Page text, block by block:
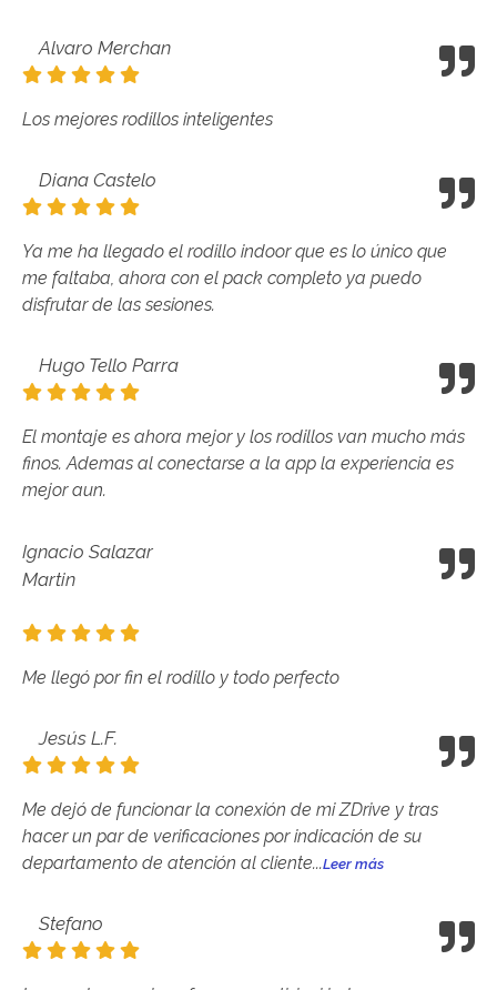
Alvaro Merchan
Los mejores rodillos inteligentes
Diana Castelo
Ya me ha llegado el rodillo indoor que es lo único que
me faltaba, ahora con el pack completo ya puedo
disfrutar de las sesiones.
Hugo Tello Parra
El montaje es ahora mejor y los rodillos van mucho más
finos. Ademas al conectarse a la app la experiencia es
mejor aun.
Ignacio Salazar
Martin
Me llegó por fin el rodillo y todo perfecto
Jesús L.F.
Me dejó de funcionar la conexión de mi ZDrive y tras
hacer un par de verificaciones por indicación de su
departamento de atención al cliente...Leer más
Stefano